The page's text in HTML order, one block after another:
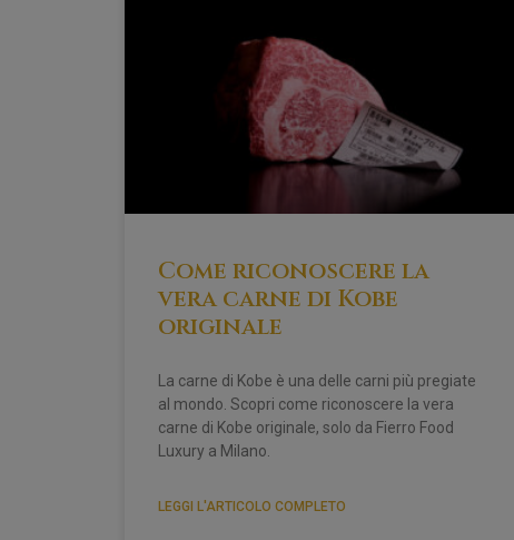
Come riconoscere la
vera carne di Kobe
originale
La carne di Kobe è una delle carni più pregiate
al mondo. Scopri come riconoscere la vera
carne di Kobe originale, solo da Fierro Food
Luxury a Milano.
LEGGI L'ARTICOLO COMPLETO